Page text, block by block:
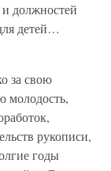
должностей
детей…
за свою
молодость,
рукописи,
годы